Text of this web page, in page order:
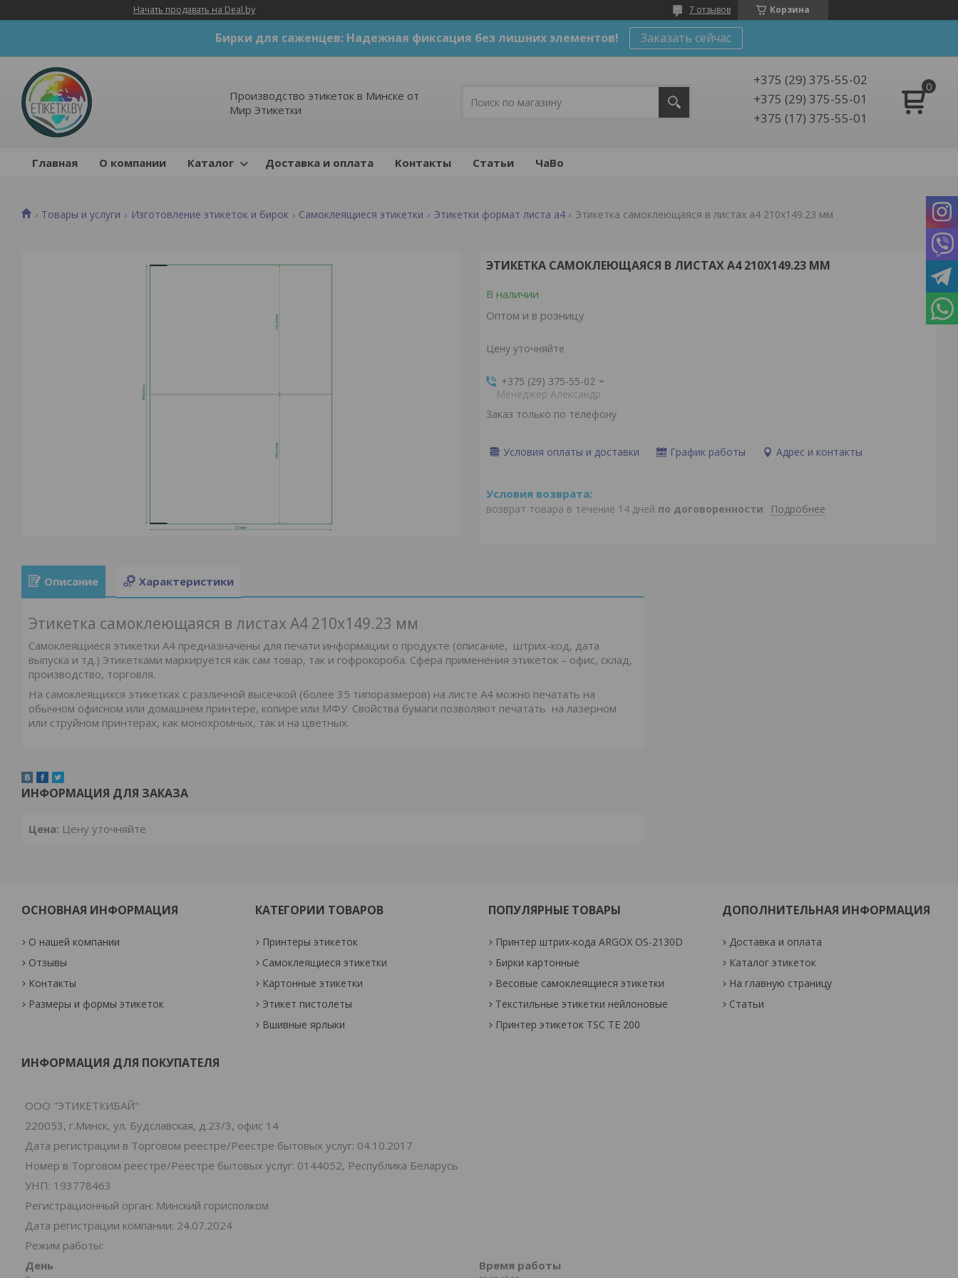
Начать продавать на Deal.by Корзина
7 отзывов
Бирки для саженцев: Надежная фиксация без лишних элементов! Заказать сейчас
Производство этикеток в Минске от
Мир Этикетки
+375 (29) 375-55-02
+375 (29) 375-55-01
+375 (17) 375-55-01
Главная О компании Каталог Доставка и оплата Контакты Статьи ЧаВо
Товары и услуги Изготовление этикеток и бирок Самоклеящиеся этикетки Этикетки формат листа а4 Этикетка самоклеющаяся в листах а4 210х149.23 мм
ЭТИКЕТКА САМОКЛЕЮЩАЯСЯ В ЛИСТАХ А4 210Х149.23 ММ
В наличии
Оптом и в розницу
Цену уточняйте
+375 (29) 375-55-02
Менеджер Александр
Заказ только по телефону
Условия оплаты и доставки График работы Адрес и контакты
возврат товара в течение 14 дней по договоренности Подробнее
Описание Характеристики
Этикетка самоклеющаяся в листах А4 210х149.23 мм
Самоклеящиеся этикетки А4 предназначены для печати информации о продукте (описание, штрих-код, дата
выпуска и тд.) Этикетками маркируется как сам товар, так и гофрокороба. Сфера применения этикеток – офис, склад,
производство, торговля.
На самоклеящихся этикетках с различной высечкой (более 35 типоразмеров) на листе А4 можно печатать на
обычном офисном или домашнем принтере, копире или МФУ. Свойства бумаги позволяют печатать на лазерном
или струйном принтерах, как монохромных, так и на цветных.
ИНФОРМАЦИЯ ДЛЯ ЗАКАЗА
Цена: Цену уточняйте
ОСНОВНАЯ ИНФОРМАЦИЯ
О нашей компании
Отзывы
Контакты
Размеры и формы этикеток
КАТЕГОРИИ ТОВАРОВ
Принтеры этикеток
Самоклеящиеся этикетки
Картонные этикетки
Этикет пистолеты
Вшивные ярлыки
ПОПУЛЯРНЫЕ ТОВАРЫ
Принтер штрих-кода ARGOX OS-2130D
Бирки картонные
Весовые самоклеящиеся этикетки
Текстильные этикетки нейлоновые
Принтер этикеток TSC TE 200
ДОПОЛНИТЕЛЬНАЯ ИНФОРМАЦИЯ
Доставка и оплата
Каталог этикеток
На главную страницу
Статьи
ИНФОРМАЦИЯ ДЛЯ ПОКУПАТЕЛЯ
ООО "ЭТИКЕТКИБАЙ"
220053, г.Минск, ул. Будславская, д.23/3, офис 14
Дата регистрации в Торговом реестре/Реестре бытовых услуг: 04.10.2017
Номер в Торговом реестре/Реестре бытовых услуг: 0144052, Республика Беларусь
УНП: 193778463
Регистрационный орган: Минский горисполком
Дата регистрации компании: 24.07.2024
Режим работы:
День
Время работы